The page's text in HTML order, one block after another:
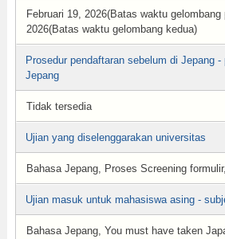
Februari 19, 2026(Batas waktu
2026(Batas waktu gelombang kedua)
Prosedur pendaftaran sebelum di Jepang
Jepang
Tidak tersedia
Ujian yang diselenggarakan universitas
Bahasa Jepang, Proses Screening
Ujian masuk untuk mahasiswa asing -
Bahasa Jepang, You must have taken